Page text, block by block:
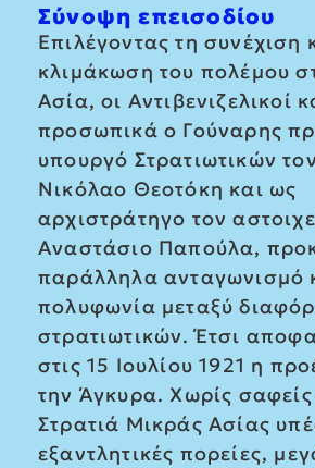
Σύνοψη επεισοδίου
Επιλέγοντας τη συνέχιση
κλιμάκωση του πολέμου
Ασία, οι Αντιβενιζελικοί
προσωπικά ο Γούναρης
υπουργό Στρατιωτικών
Νικόλαο Θεοτόκη και ως
αρχιστράτηγο τον
Αναστάσιο Παπούλα,
παράλληλα ανταγωνισμό
πολυφωνία μεταξύ
στρατιωτικών. Έτσι
στις 15 Ιουλίου 1921 η
την Άγκυρα. Χωρίς
Στρατιά Μικράς Ασίας
εξαντλητικές πορείες,